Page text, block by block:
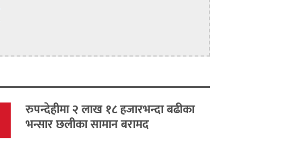
रुपन्देहीमा २ लाख १८ हजारभन्दा बढीका
भन्सार छलीका सामान बरामद